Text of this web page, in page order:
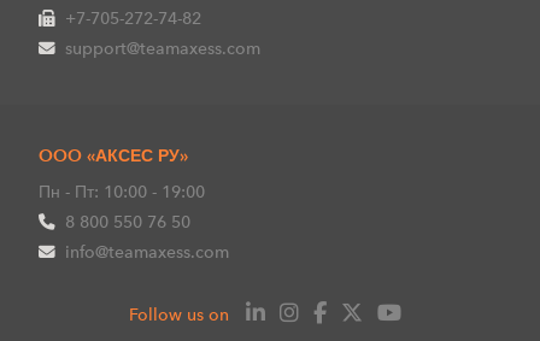
+7-705-272-74-82
support@teamaxess.com
OOO «АКСЕС РУ»
Пн - Пт: 10:00 - 19:00
8 800 550 76 50
info@teamaxess.com
Follow us on